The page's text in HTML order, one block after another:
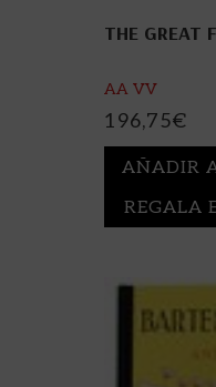
THE GREAT
AA VV
196,75€
AÑADIR
REGALA